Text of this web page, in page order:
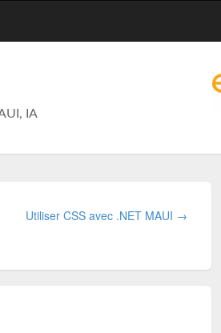
IA
Utiliser CSS avec .NET MAUI →